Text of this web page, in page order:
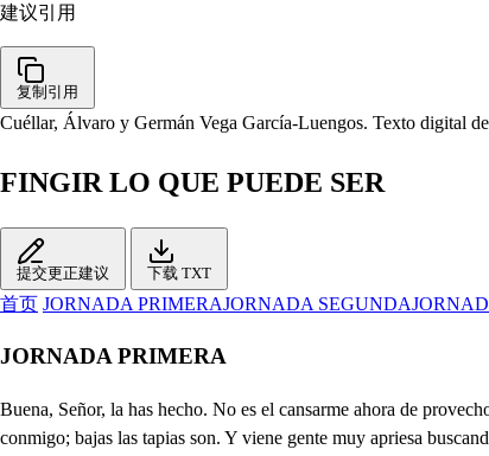
建议引用
复制引用
Cuéllar, Álvaro y Germán Vega García-Luengos. Texto digital de
FINGIR LO QUE PUEDE SER
提交更正建议 下载 TXT
首页 JORNADA PRIMERAJORNADA SEGUNDA
JORNADA PRIMERA
Buena, Señor, la has hecho. No es el cansarme ahora de provecho, Que no lo digo advierte, por ver la adversa muerte del que fuiste homicida; por esta callejuela sin salida, en que entraste, lo digo. No importa, ven conmigo; bajas las tapias son. Y viene gente muy apriesa buscando el delincuente. Este es el mejor medio. ̱. Por fuerza he de acetar ese remedio. Qué rigor tan inhumano! y que desdichada suerte! Temiendo estoy que en la muerte haya halládose mi hermano; Prosigue presto: Allí enfrente hay una casa de juego; cuchilladas hubo, y luego salió de tropel la gente, Sobre el que una suerte gana, empezaron a reñir; yo en oyéndolo decir, quíteme de la ventana. Que no sabes quien ha sido el muerto, ni el matador? A lo curioso, el dolor del caso nuso en olvido, mas dejando la pendencia una pregunta perdona, que el sentimiento la abona, y el tuyo me da licencia. En despedir mi señor esta mañana a Lucia te ha dado tan triste el día que das celos a mi amor. Si fue guarda del secreto que mi desvelo interpreta, bien pudo ser más discreta, más supliralo mi afecto. Y a mi corazón se es fuerza por ser preciso el hablar, y después has de estimar, que no es gusto, si no fuerza. Que si agora te doy cuenta hago el daño voluntad, y amor la necesidad, Dilo pues. . Estame atenta, Don Pedro de Lara ha sido en mi pecho venerado, del corazón estimado, como en el alma querido. Es tan oculto este ardor, que en su ignorada centella la voluntad se quererla de ver sin locura a amor. Lucia guardó el secreto, y a quien se entregó mi amante fue a un primo suyo, galante, cortés veliente, y discreto. A gozar nuestra fortuna viene el dueño de mi vida: por la callé sin salida las tapias sube a la una, Por estorbar se previno en tan amoroso trato, que el descuido del recato no de cuidado al vecino. Hizo mi amor confianza del suyo, y en este emplo, ni detérmino el deseo, ni conozco la esperanza: Pues siempre tan uno es, recato, amor, y respeto, que es tímido de discreto, y cobarde de cortés. V , Mas aguarda, que allí están don Diego, y él, o estoy ciega. En un callejón nos ruega aprendiendo a gabilan me envaine. Ya he visto gente, Trabajos, en esta sala. El deseo los señala cuando el temor los desmiente. Como don Pedro se niega a sacarme de esta calma, todo es cogobra en el alma, y así, entanto que se llega La pena a saber si es cierta mi desdicha, ten cuidado. Ay señora que han llamado! Ya lo escucho, y ya soy muerta que es mi hermano. No hallo modos, con que decir que se vayan. O para locas se ensayan, si estamos borrachos todos, (abra? No hay quién responda, o quien ̱ , l- aquesta evidencia sobra, y así remito a la obra averiguar de palabra. Hermano, dueño, señor, tente, aguarda, adonde vas? Ya si me detengo más es vergüenza de mi honor. Quien osado, y atrevido? Cielos, qué es esto que veo? Satisfaceros deseo, y que os soseguéis os pido. ̱ . Qué nueva sospecha hallé, . que el alma toda me abrasa; y que halle gente en mi casa cuando una